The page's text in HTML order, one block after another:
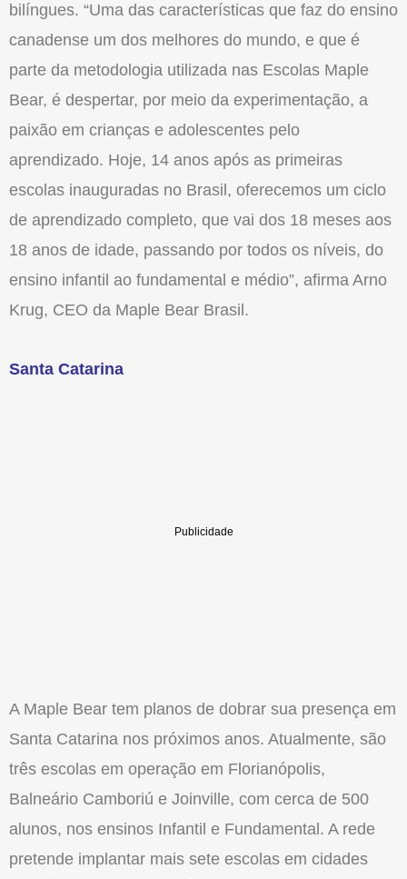
bilíngues. “Uma das características que faz do ensino
canadense um dos melhores do mundo, e que é
parte da metodologia utilizada nas Escolas Maple
Bear, é despertar, por meio da experimentação, a
paixão em crianças e adolescentes pelo
aprendizado. Hoje, 14 anos após as primeiras
escolas inauguradas no Brasil, oferecemos um ciclo
de aprendizado completo, que vai dos 18 meses aos
18 anos de idade, passando por todos os níveis, do
ensino infantil ao fundamental e médio”, afirma Arno
Krug, CEO da Maple Bear Brasil.
Santa Catarina
A Maple Bear tem planos de dobrar sua presença em
Santa Catarina nos próximos anos. Atualmente, são
três escolas em operação em Florianópolis,
Balneário Camboriú e Joinville, com cerca de 500
alunos, nos ensinos Infantil e Fundamental. A rede
pretende implantar mais sete escolas em cidades